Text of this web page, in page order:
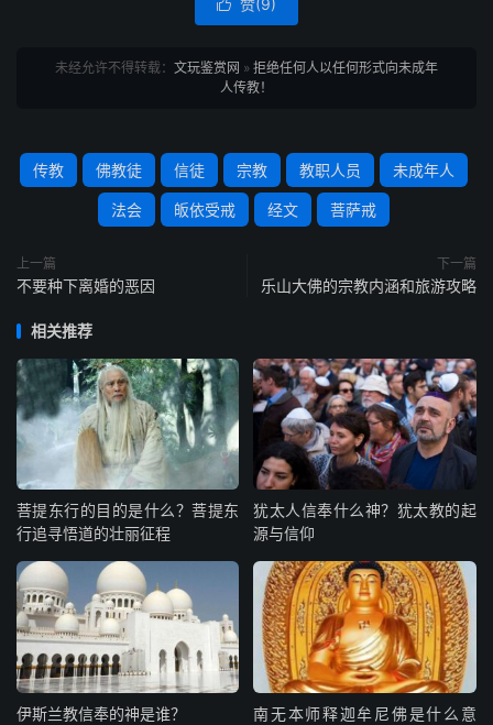
 赞(9)
未经允许不得转载： 文玩鉴赏网 » 拒绝任何人以任何形式向未成年
人传教！
传教 佛教徒 信徒 宗教 教职人员 未成年人
法会 皈依受戒 经文 菩萨戒
上一篇
不要种下离婚的恶因
下一篇
乐山大佛的宗教内涵和旅游攻略
相关推荐
菩提东行的目的是什么？菩提东
行追寻悟道的壮丽征程
犹太人信奉什么神？犹太教的起
源与信仰
伊斯兰教信奉的神是谁？
南无本师释迦牟尼佛是什么意